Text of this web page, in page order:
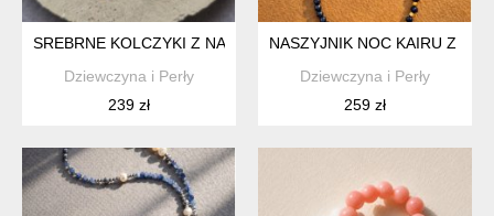
SREBRNE KOLCZYKI Z NATURALNYMI PERŁAMI W
Dziewczyna i Perły
239 zł
NASZYJNIK NOC KAIRU Z
Dziewczyna i Perły
259 zł